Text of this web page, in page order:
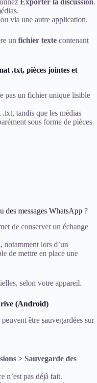
via une autre application.
un fichier texte contenant
.txt, pièces jointes et
pas un fichier unique lisible
.txt, tandis que les médias
sous forme de pièces
des messages WhatsApp ?
de conserver un échange
notamment lors d’un
de mettre en place une
selon votre appareil.
(Android)
être sauvegardées sur
> Sauvegarde des
n’est pas déjà fait.